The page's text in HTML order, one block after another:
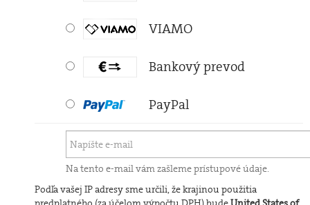
VIAMO
Bankový prevod
PayPal
Na tento e-mail vám zašleme prístupové údaje.
Podľa vašej IP adresy sme určili, že krajinou použitia